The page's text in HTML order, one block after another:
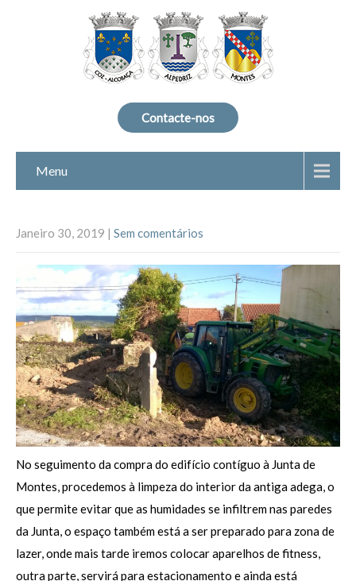
Contacte-nos
Menu
Janeiro 30, 2019 | Sem comentários
No seguimento da compra do edifício contíguo à Junta de
Montes, procedemos à limpeza do interior da antiga adega, o
que permite evitar que as humidades se infiltrem nas paredes
da Junta, o espaço também está a ser preparado para zona de
lazer, onde mais tarde iremos colocar aparelhos de fitness,
outra parte, servirá para estacionamento e ainda está